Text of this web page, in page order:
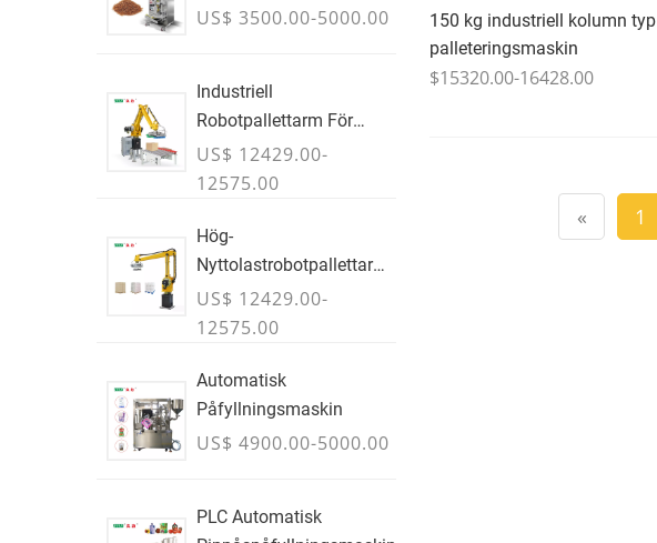
150 kg industriell kolumn typ
palleteringsmaskin
$15320.00-16428.00
« 1
US$ 3500.00-5000.00
Industriell
Robotpallettarm För
Lådor & Fall
US$ 12429.00-
12575.00
Hög-
Nyttolastrobotpallettarm
För Kartonger, Väskor &
Bulkcontainrar - JULI
US$ 12429.00-
12575.00
Automatisk
Påfyllningsmaskin
US$ 4900.00-5000.00
PLC Automatisk